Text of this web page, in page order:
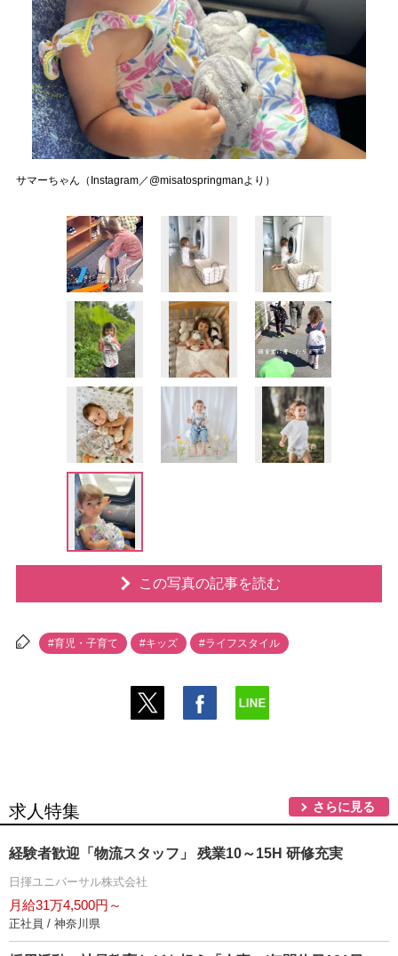
サマーちゃん（Instagram／@misatospringmanより）
この写真の記事を読む
#育児・子育て #キッズ #ライフスタイル
求人特集 さらに見る
経験者歓迎「物流スタッフ」 残業10～15H 研修充実
日揮ユニバーサル株式会社
月給31万4,500円～
正社員 / 神奈川県